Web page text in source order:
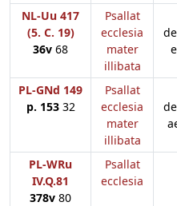
NL-Uu 417
(5. C. 19)
36v 68
Psallat
ecclesia
mater
illibata
PL-GNd 149
p. 15332
Psallat
ecclesia
mater
illibata
PL-WRu
IV.Q.81
378v 80
Psallat
ecclesia